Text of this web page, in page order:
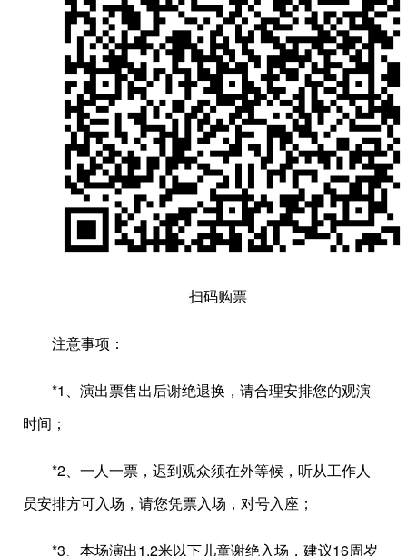
扫码购票
注意事项：
*1、演出票售出后谢绝退换，请合理安排您的观演
时间；
*2、一人一票，迟到观众须在外等候，听从工作人
员安排方可入场，请您凭票入场，对号入座；
*3、本场演出1.2米以下儿童谢绝入场，建议16周岁